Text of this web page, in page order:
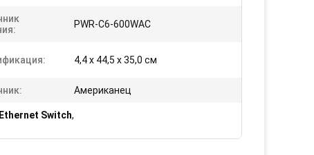
PWR-C6-600WAC
4,4 x 44,5 x 35,0 см
Американец
Switch,